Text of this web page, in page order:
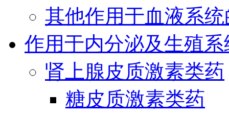
其他作用于血液系
作用于内分泌及生殖
肾上腺皮质激素类药
糖皮质激素类药